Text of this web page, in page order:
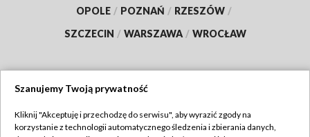
OPOLE / POZNAŃ / RZESZÓW /
SZCZECIN / WARSZAWA / WROCŁAW
TVP
Szanujemy Twoją prywatność
Kliknij "Akceptuję i przechodzę do serwisu", aby wyrazić zgody na
korzystanie z technologii automatycznego śledzenia i zbierania danych,